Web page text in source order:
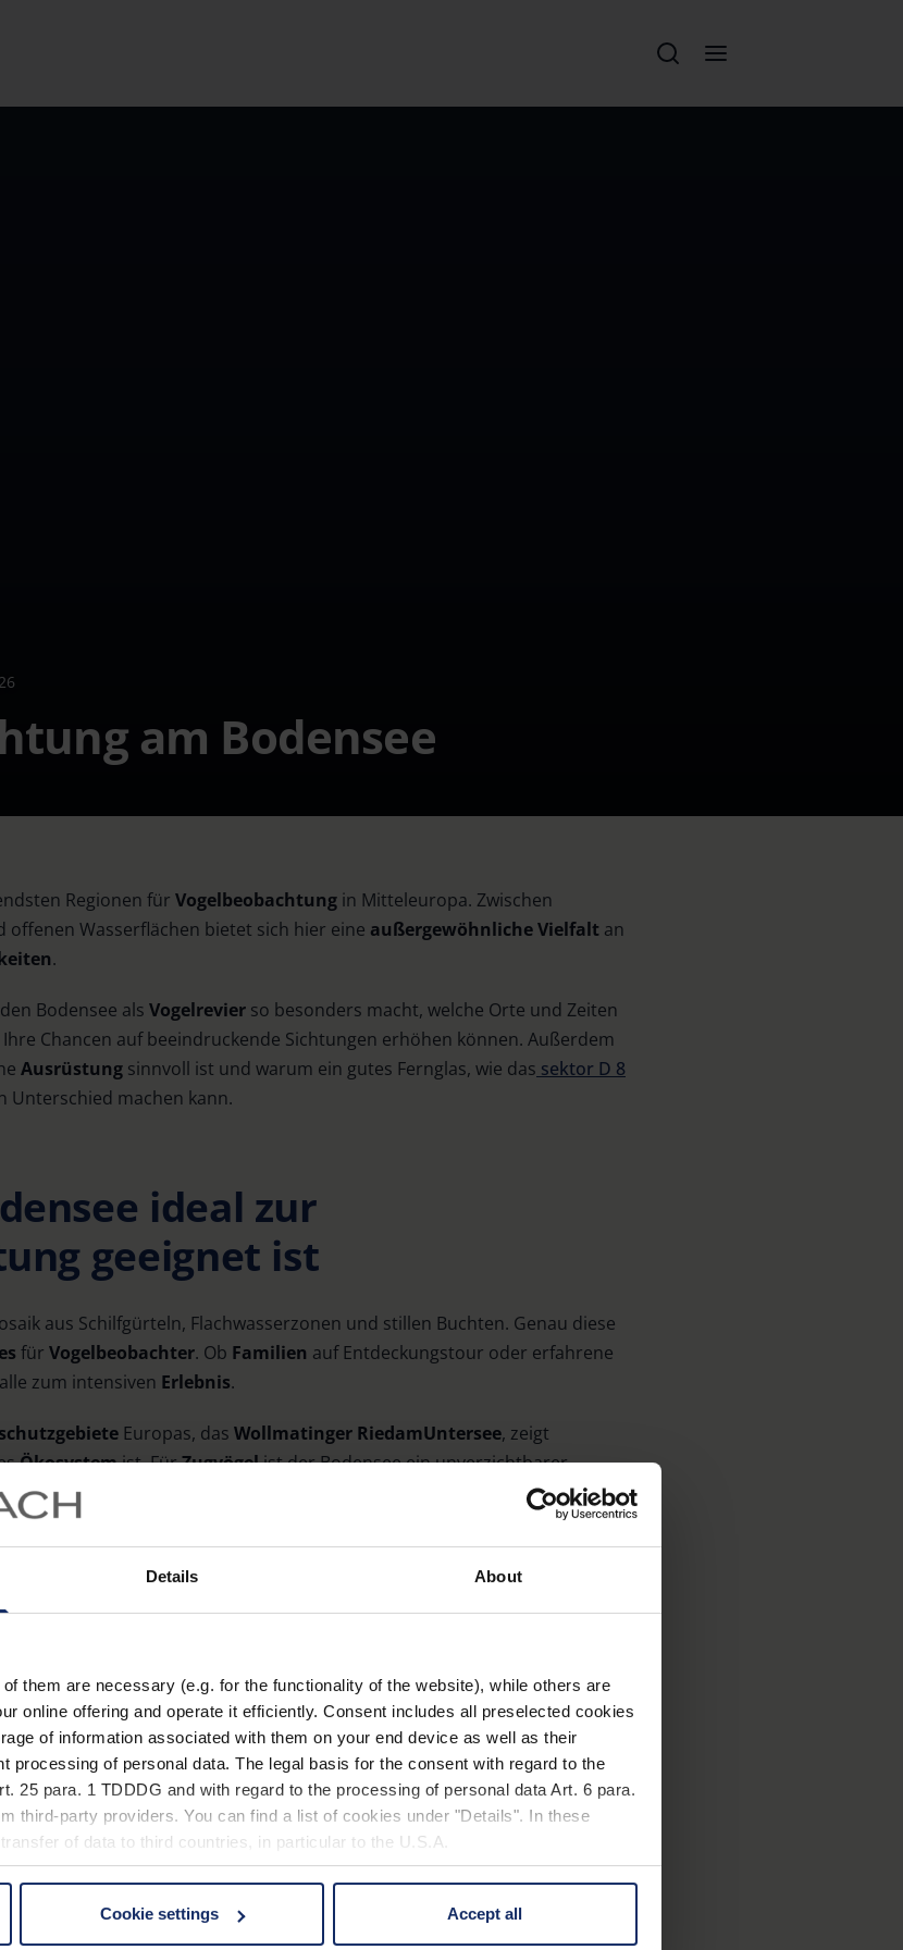
Details About
them are necessary (e.g. for the functionality of the website), while others are
online offering and operate it efficiently. Consent includes all preselected cookies
of information associated with them on your end device as well as their
processing of personal data. The legal basis for the consent with regard to the
25 para. 1 TDDDG and with regard to the processing of personal data Art. 6 para.
third-party providers. You can find a list of cookies under "Details". In these
of data to third countries, in particular to the U.S.A.
cookies by clicking on the "Accept all" button or change your mind by clicking
at any time and deselect cookies at any time (in the Privacy Policy and in the
Cookie settings Accept all
am Bodensee
Regionen für Vogelbeobachtung in Mitteleuropa. Zwischen
Wasserflächen bietet sich hier eine außergewöhnliche Vielfalt an
.
Bodensee als Vogelrevier so besonders macht, welche Orte und Zeiten
Chancen auf beeindruckende Sichtungen erhöhen können. Außerdem
Ausrüstung sinnvoll ist und warum ein gutes Fernglas, wie das sektor D 8
Unterschied machen kann.
ideal zur
geeignet ist
aus Schilfgürteln, Flachwasserzonen und stillen Buchten. Genau diese
für Vogelbeobachter. Ob Familien auf Entdeckungstour oder erfahrene
zum intensiven Erlebnis.
Europas, das Wollmatinger RiedamUntersee, zeigt
Ökosystemist. FürZugvögelist der Bodensee ein unverzichtbarer
bleibt ein Teil des Sees selbst im Winter eisfrei und wird so zu
hier im Laufe des Jahres beobachten. Vom eleganten Haubentaucher
ein Schauspiel, das sich mit jeder Jahreszeit verändert und immer neue
Vogelbeobachtung
bei der Vogelbeobachtung. Oft sind es gerade die ruhigen
Szenen entfalten.